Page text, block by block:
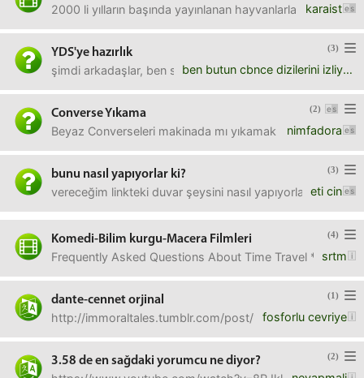
karaist
2000 li yılların başında yayınlanan hayvanlarla
(3)
YDS'ye hazırlık
ben butun cbnce dizilerini izliyorum
şimdi arkadaşlar, ben sokak ağzından ötesini bilmeyen
(2)
Converse Yıkama
nimfadora
Beyaz Converseleri makinada mı yıkamak daha doğrudur
(3)
bunu nasıl yapıyorlar ki?
eti cin
vereceğim linkteki duvar şeysini nasıl yapıyorlar? bunun
(4)
Komedi-Bilim kurgu-Macera Filmleri
srtm
Frequently Asked Questions About Time Travel **The
(1)
dante-cennet orjinal
fosforlu cevriye
http://immoraltales.tumblr.com/post/15666789849bu
(2)
3.58 de en sağdaki yorumcu ne diyor?